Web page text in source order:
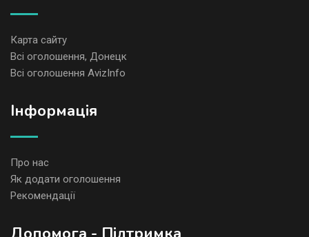
Карта сайту
Всі оголошення, Донецк
Всі оголошення AvizInfo
Iнформація
Про нас
Як додати оголошення
Рекомендації